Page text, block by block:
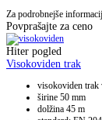
Za podrobnejše
Povprašajte za ceno
Hiter pogled
Visokoviden trak
visokoviden trak
širine 50 mm
dolžina 45 m